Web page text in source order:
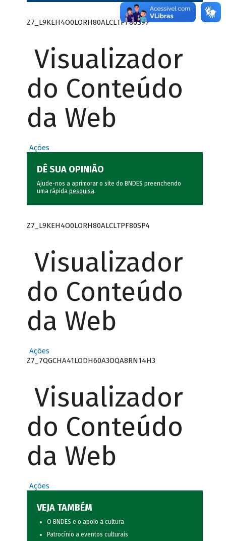
Z7_L9KEH4O0LORH80ALCLTPF80S97
Visualizador
do Conteúdo
da Web
Ações
DÊ SUA OPINIÃO
Ajude-nos a aprimorar o site do BNDES preenchendo
uma rápida pesquisa.
Z7_L9KEH4O0LORH80ALCLTPF80SP4
Visualizador
do Conteúdo
da Web
Ações
Z7_7QGCHA41LODH60A3OQA8RN14H3
Visualizador
do Conteúdo
da Web
Ações
VEJA TAMBÉM
O BNDES e o apoio à cultura
Patrocínio a eventos culturais